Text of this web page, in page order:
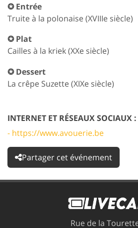
✪ Entrée
Truite à la polonaise (XVIIIe siècle)
✪ Plat
Cailles à la kriek (XXe siècle)
✪ Dessert
La crêpe Suzette (XIXe siècle)
INTERNET ET RÉSEAUX SOCIAUX :
- https://www.avouerie.be
Partager cet événement
Rue de la